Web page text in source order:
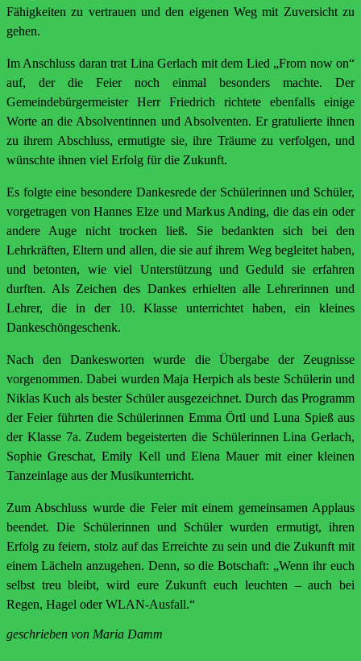
Fähigkeiten zu vertrauen und den eigenen Weg mit Zuversicht zu
gehen.
Im Anschluss daran trat Lina Gerlach mit dem Lied „From now on“
auf, der die Feier noch einmal besonders machte. Der
Gemeindebürgermeister Herr Friedrich richtete ebenfalls einige
Worte an die Absolventinnen und Absolventen. Er gratulierte ihnen
zu ihrem Abschluss, ermutigte sie, ihre Träume zu verfolgen, und
wünschte ihnen viel Erfolg für die Zukunft.
Es folgte eine besondere Dankesrede der Schülerinnen und Schüler,
vorgetragen von Hannes Elze und Markus Anding, die das ein oder
andere Auge nicht trocken ließ. Sie bedankten sich bei den
Lehrkräften, Eltern und allen, die sie auf ihrem Weg begleitet haben,
und betonten, wie viel Unterstützung und Geduld sie erfahren
durften. Als Zeichen des Dankes erhielten alle Lehrerinnen und
Lehrer, die in der 10. Klasse unterrichtet haben, ein kleines
Dankeschöngeschenk.
Nach den Dankesworten wurde die Übergabe der Zeugnisse
vorgenommen. Dabei wurden Maja Herpich als beste Schülerin und
Niklas Kuch als bester Schüler ausgezeichnet. Durch das Programm
der Feier führten die Schülerinnen Emma Örtl und Luna Spieß aus
der Klasse 7a. Zudem begeisterten die Schülerinnen Lina Gerlach,
Sophie Greschat, Emily Kell und Elena Mauer mit einer kleinen
Tanzeinlage aus der Musikunterricht.
Zum Abschluss wurde die Feier mit einem gemeinsamen Applaus
beendet. Die Schülerinnen und Schüler wurden ermutigt, ihren
Erfolg zu feiern, stolz auf das Erreichte zu sein und die Zukunft mit
einem Lächeln anzugehen. Denn, so die Botschaft: „Wenn ihr euch
selbst treu bleibt, wird eure Zukunft euch leuchten – auch bei
Regen, Hagel oder WLAN-Ausfall.“
geschrieben von Maria Damm